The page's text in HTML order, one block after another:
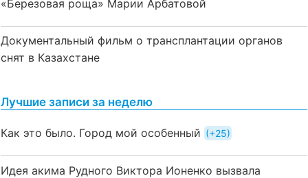
«Березовая роща» Марии Арбатовой
Документальный фильм о трансплантации органов
снят в Казахстане
Лучшие записи за неделю
Как это было. Город мой особенный +25
Идея акима Рудного Виктора Ионенко вызвала